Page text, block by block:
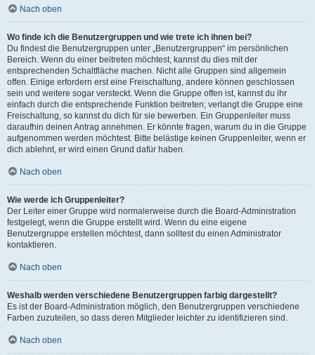
Nach oben
Wo finde ich die Benutzergruppen und wie trete ich ihnen bei?
Du findest die Benutzergruppen unter „Benutzergruppen“ im persönlichen
Bereich. Wenn du einer beitreten möchtest, kannst du dies mit der
entsprechenden Schaltfläche machen. Nicht alle Gruppen sind allgemein
offen. Einige erfordern erst eine Freischaltung, andere können geschlossen
sein und weitere sogar versteckt. Wenn die Gruppe offen ist, kannst du ihr
einfach durch die entsprechende Funktion beitreten; verlangt die Gruppe eine
Freischaltung, so kannst du dich für sie bewerben. Ein Gruppenleiter muss
daraufhin deinen Antrag annehmen. Er könnte fragen, warum du in die Gruppe
aufgenommen werden möchtest. Bitte belästige keinen Gruppenleiter, wenn er
dich ablehnt, er wird einen Grund dafür haben.
Nach oben
Wie werde ich Gruppenleiter?
Der Leiter einer Gruppe wird normalerweise durch die Board-Administration
festgelegt, wenn die Gruppe erstellt wird. Wenn du eine eigene
Benutzergruppe erstellen möchtest, dann solltest du einen Administrator
kontaktieren.
Nach oben
Weshalb werden verschiedene Benutzergruppen farbig dargestellt?
Es ist der Board-Administration möglich, den Benutzergruppen verschiedene
Farben zuzuteilen, so dass deren Mitglieder leichter zu identifizieren sind.
Nach oben